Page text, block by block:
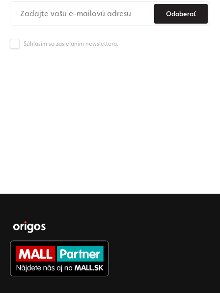
Odoberať
Súhlasím so zasielaním newslettera.